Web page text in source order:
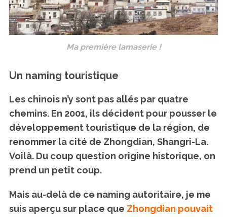
Ma première lamaserie !
Un naming touristique
Les chinois n’y sont pas allés par quatre
chemins. En 2001, ils décident pour pousser le
développement touristique de la région, de
renommer la cité de Zhongdian, Shangri-La.
Voilà. Du coup question origine historique, on
prend un petit coup.
Mais au-delà de ce naming autoritaire, je me
suis aperçu sur place que Zhongdian pouvait